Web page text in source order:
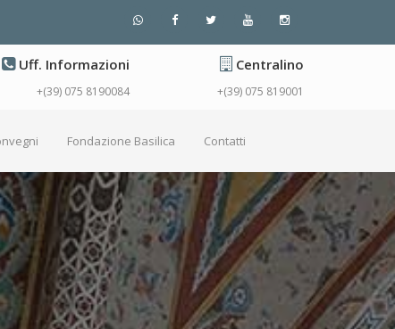
Uff. Informazioni
+(39) 075 8190084
Centralino
+(39) 075 819001
Fondazione Basilica Contatti